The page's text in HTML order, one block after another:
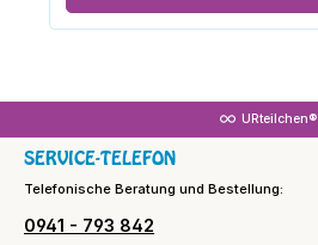
URteilchen®
SERVICE-TELEFON
Telefonische Beratung und Bestellung:
0941 - 793 842